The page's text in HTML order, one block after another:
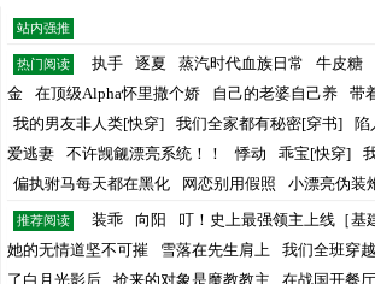
站内强推
热门阅读 执手 逐夏 蒸汽时代血族日常 牛皮糖
金
在顶级Alpha怀里撒个娇 自己的老婆自己养 带
我的男友非人类[快穿]
我们全家都有秘密[穿书] 陷
爱逃妻
不许觊觎漂亮系统！！ 悸动 乖宝[快穿]
偏执驸马每天都在黑化
网恋别用假照 小漂亮伪装
推荐阅读 装乖 向阳 叮！史上最强领主上线［基
她的无情道坚不可摧
雪落在先生肩上 我们全班穿
了白月光影后
抢来的对象是魔教教主 在战国开餐